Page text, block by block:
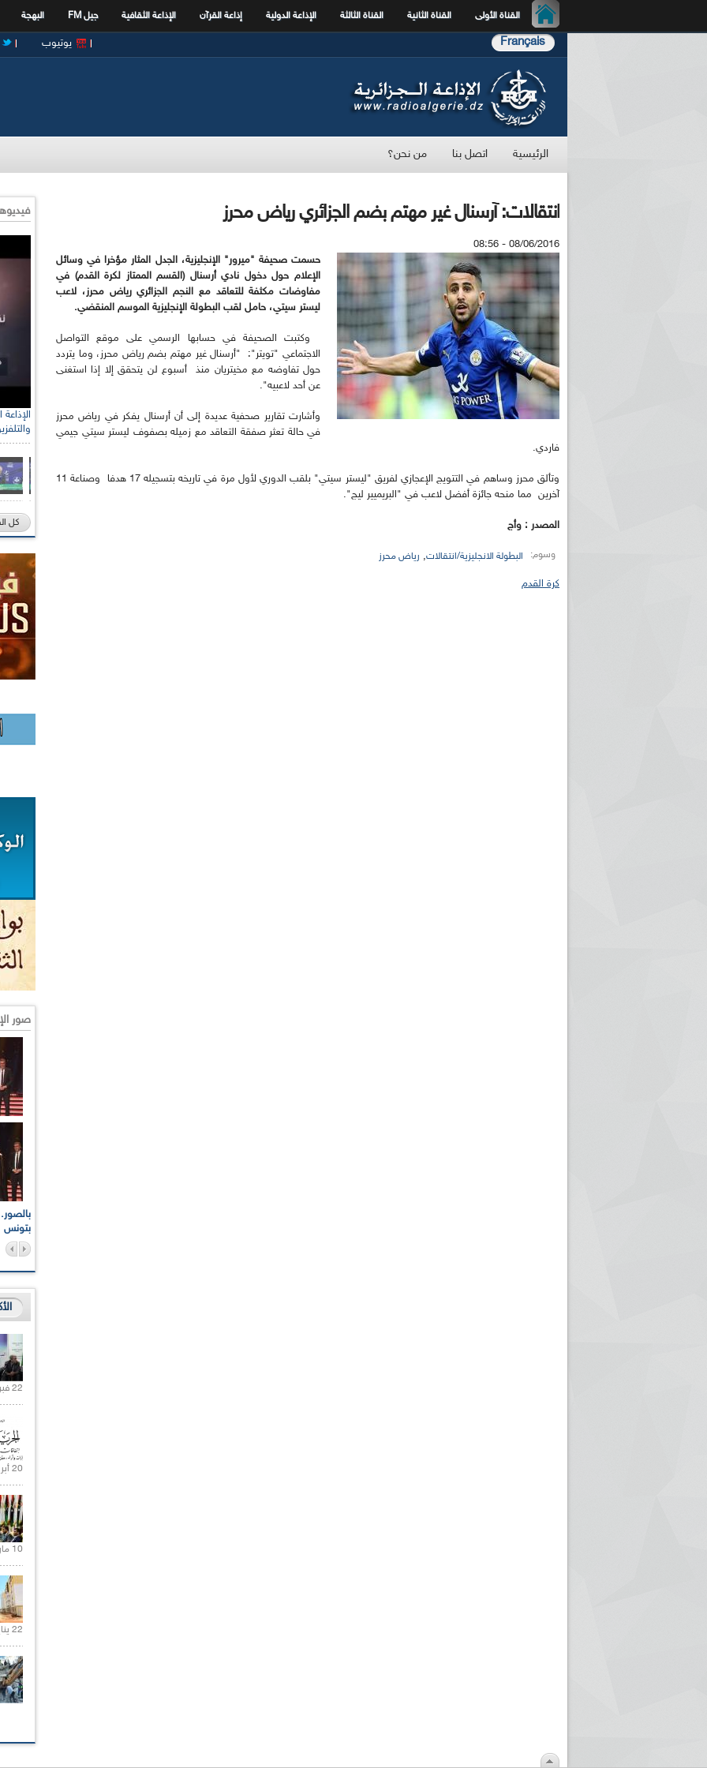
القناة الأولى القناة الثانية القناة الثالثة الإذاعة الدولية إذاعة القرآن الإذاعة الثقافية جيل FM البهجة
Français يوتيوب
الرئيسية اتصل بنا من نحن؟
انتقالات: آرسنال غير مهتم بضم الجزائري رياض محرز
08/06/2016 - 08:56
حسمت صحيفة "ميرور" الإنجليزية، الجدل المثار مؤخرا في وسائل
الإعلام حول دخول نادي أرسنال (القسم الممتاز لكرة القدم) في
مفاوضات مكثفة للتعاقد مع النجم الجزائري رياض محرز، لاعب
ليستر سيتي، حامل لقب البطولة الإنجليزية الموسم المنقضي.
وكتبت الصحيفة في حسابها الرسمي على موقع التواصل
الاجتماعي "تويتر": "أرسنال غير مهتم بضم رياض محرز، وما يتردد
حول تفاوضه مع مخيتريان منذ أسبوع لن يتحقق إلا إذا استغنى
عن أحد لاعبيه".
وأشارت تقارير صحفية عديدة إلى أن أرسنال يفكر في رياض محرز
في حالة تعثر صفقة التعاقد مع زميله بصفوف ليستر سيتي جيمي
فاردي.
وتألق محرز وساهم في التتويج الإعجازي لفريق "ليستر سيتي" بلقب الدوري لأول مرة في تاريخه بتسجيله 17 هدفا وصناعة 11
آخرين مما منحه جائزة أفضل لاعب في "البريميير ليج".
المصدر : وأج
وسوم: البطولة الانجليزية/انتقالات, رياض محرز
كرة القدم
كل
صور
بتونس
22 فبراير 2021 |
20 أبريل 2021 |
10 مارس 2021 |
22 يناير 2020 |